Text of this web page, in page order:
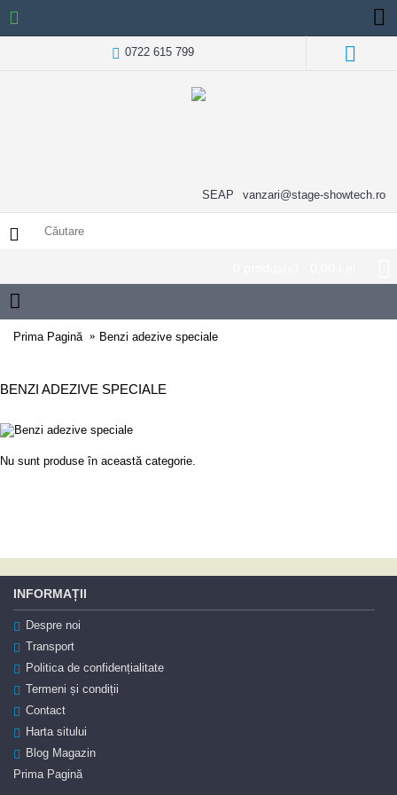
0722 615 799
SEAP vanzari@stage-showtech.ro
Prima Pagină Benzi adezive speciale
BENZI ADEZIVE SPECIALE
Nu sunt produse în această categorie.
INFORMAȚII
Despre noi
Transport
Politica de confidențialitate
Termeni și condiții
Contact
Harta sitului
Blog Magazin
Prima Pagină